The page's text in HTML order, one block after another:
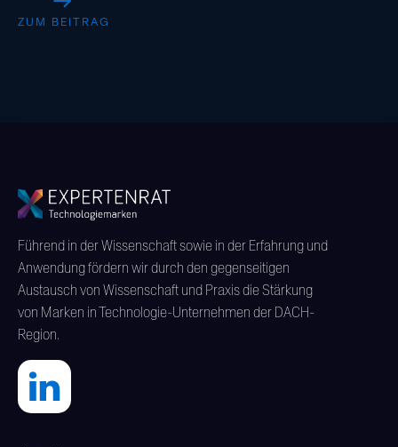
ZUM BEITRAG
Führend in der Wissenschaft sowie in der Erfahrung und
Anwendung fördern wir durch den gegenseitigen
Austausch von Wissenschaft und Praxis die Stärkung
von Marken in Technologie-Unternehmen der DACH-
Region.